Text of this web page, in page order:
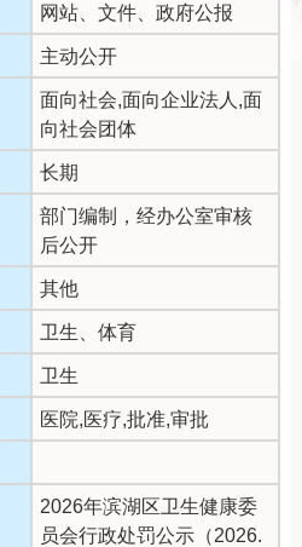
网站、文件、政府公报
主动公开
面向社会,面向企业法人,面
向社会团体
长期
部门编制，经办公室审核
后公开
其他
卫生、体育
卫生
医院,医疗,批准,审批
2026年滨湖区卫生健康委
员会行政处罚公示（2026.